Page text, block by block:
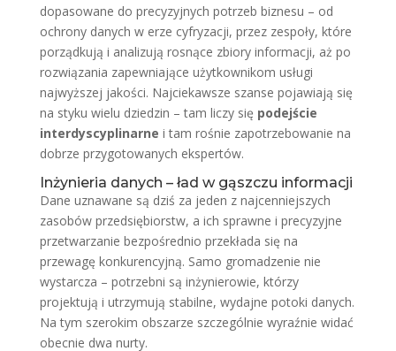
dopasowane do precyzyjnych potrzeb biznesu – od
ochrony danych w erze cyfryzacji, przez zespoły, które
porządkują i analizują rosnące zbiory informacji, aż po
rozwiązania zapewniające użytkownikom usługi
najwyższej jakości. Najciekawsze szanse pojawiają się
na styku wielu dziedzin – tam liczy się podejście
interdyscyplinarne i tam rośnie zapotrzebowanie na
dobrze przygotowanych ekspertów.
Inżynieria danych – ład w gąszczu informacji
Dane uznawane są dziś za jeden z najcenniejszych
zasobów przedsiębiorstw, a ich sprawne i precyzyjne
przetwarzanie bezpośrednio przekłada się na
przewagę konkurencyjną. Samo gromadzenie nie
wystarcza – potrzebni są inżynierowie, którzy
projektują i utrzymują stabilne, wydajne potoki danych.
Na tym szerokim obszarze szczególnie wyraźnie widać
obecnie dwa nurty.